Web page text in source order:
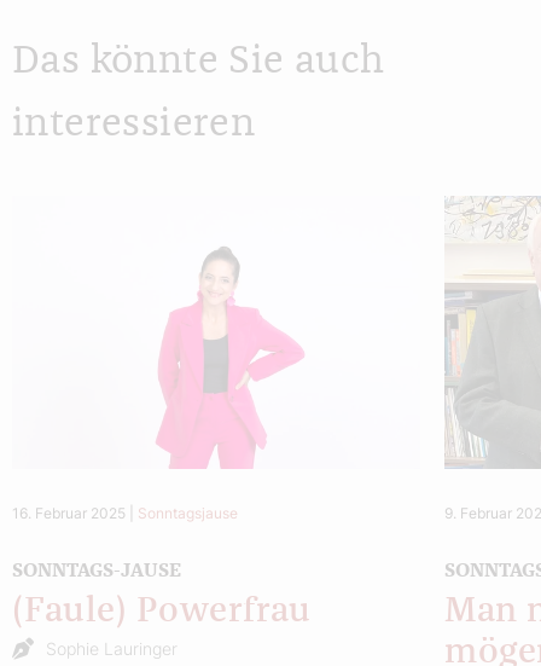
Das könnte Sie auch
interessieren
16. Februar 2025 Sonntagsjause
SONNTAGS-JAUSE
(Faule) Powerfrau
Sophie Lauringer
9. Februar
Man